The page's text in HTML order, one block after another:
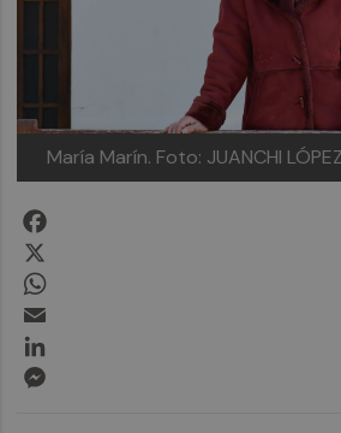
María Marín. Foto: JUANCHI LÓPEZ